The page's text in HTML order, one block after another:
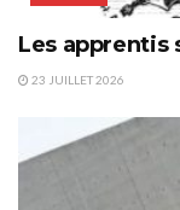
Les apprentis
23 JUILLET 2026